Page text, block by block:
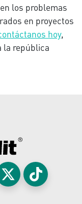
los problemas
en proyectos
hoy,
la república